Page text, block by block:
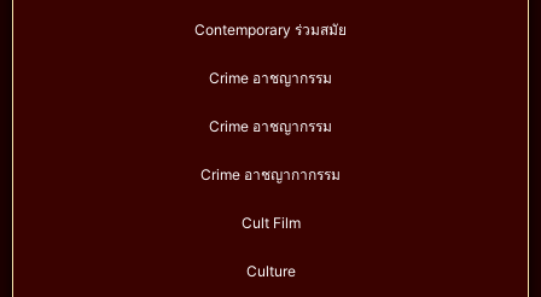
Contemporary ร่วมสมัย
Crime อาชญากรรม
Crime อาชญากรรม
Crime อาชญากากรรม
Cult Film
Culture